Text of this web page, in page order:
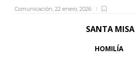
Comunicación, 22 enero, 2026
SANTA MISA
HOMILÍA